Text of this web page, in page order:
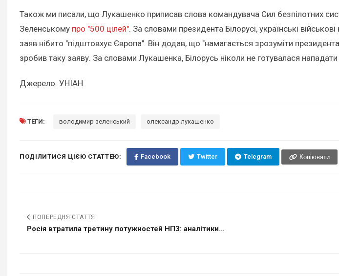
Також ми писали, що Лукашенко приписав слова командувача Сил безпілотних
Зеленському про "500 цілей". За словами президента Білорусі, українські
заяв нібито "підштовхує Європа". Він додав, що "намагається зрозуміти
зробив таку заяву. За словами Лукашенка, Білорусь ніколи не готувалася
Джерело: УНІАН
ТЕГИ: володимир зеленський олександр лукашенко
ПОДІЛИТИСЯ ЦІЄЮ СТАТТЕЮ: Facebook Twitter Telegram Копіювати
ПОПЕРЕДНЯ СТАТТЯ
Росія втратила третину потужностей НПЗ: аналітики...